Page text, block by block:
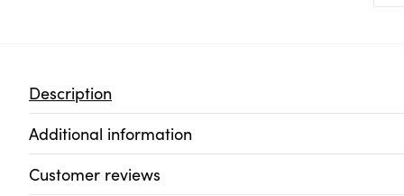
Description
Additional information
Customer reviews